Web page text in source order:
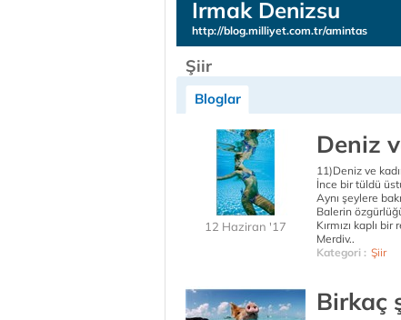
Irmak Denizsu
http://blog.milliyet.com.tr/amintas
Şiir
Bloglar
12 Haziran '17
Deniz
11)Deniz ve
İnce bir tüldü
Aynı şeylere
Balerin
Kırmızı kaplı
Merdiv..
Kategori : Şiir
Birkaç